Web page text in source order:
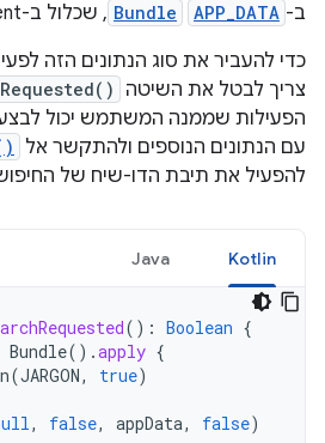
ב- APP_DATA
Bundle , שכלול ב-intent‏
כדי להעביר את סוג הנתונים הזה
צריך לבטל את השיטה
הפעילות שממנה המשתמש יכול לבצע
עם הנתונים הנוספים ולהתקשר אל
להפעיל את תיבת הדו-שיח של
Kotlin
Java
(): Boolean {
Bundle().apply {
(JARGON, true)
, false, appData, false)